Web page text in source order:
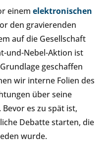
einem elektronischen
den gravierenden
auf die Gesellschaft
und-Nebel-Aktion ist
geschaffen
wir interne Folien des
über seine
es zu spät ist,
Debatte starten, die
wurde.